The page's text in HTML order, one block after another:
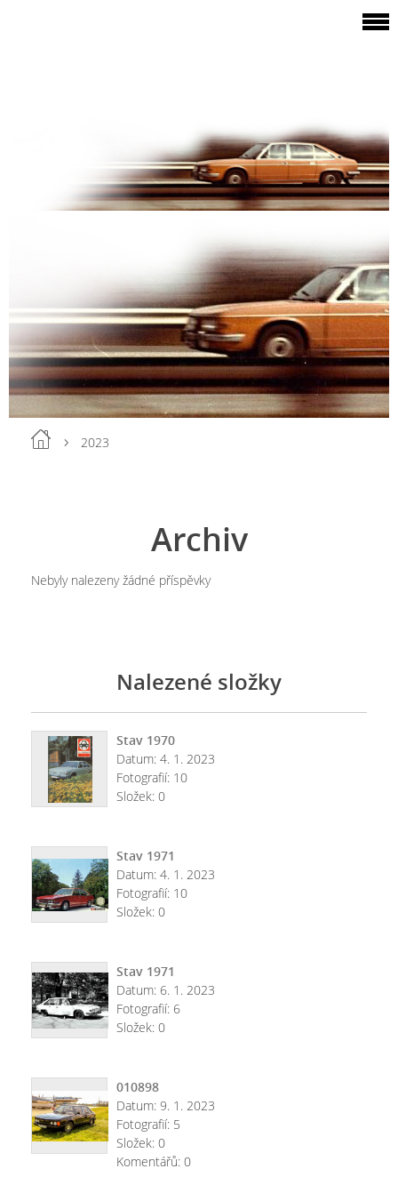
2023
Archiv
Nebyly nalezeny žádné příspěvky
Nalezené složky
Stav 1970
Datum: 4. 1. 2023
Fotografií: 10
Složek: 0
Stav 1971
Datum: 4. 1. 2023
Fotografií: 10
Složek: 0
Stav 1971
Datum: 6. 1. 2023
Fotografií: 6
Složek: 0
010898
Datum: 9. 1. 2023
Fotografií: 5
Složek: 0
Komentářů: 0